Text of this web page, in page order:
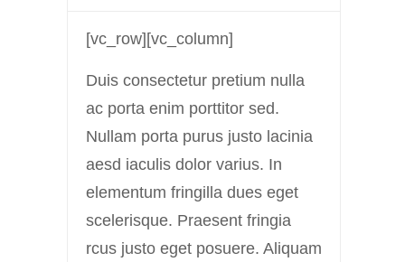
[vc_row][vc_column]
Duis consectetur pretium nulla
ac porta enim porttitor sed.
Nullam porta purus justo lacinia
aesd iaculis dolor varius. In
elementum fringilla dues eget
scelerisque. Praesent fringia
rcus justo eget posuere. Aliquam